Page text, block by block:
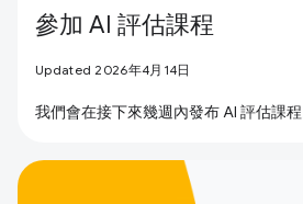
參加 AI 評估課程
Updated 2026年4月14日
我們會在接下來幾週內發布 AI 評估課程